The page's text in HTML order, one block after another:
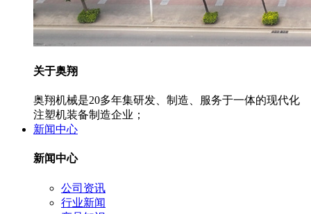
关于奥翔
奥翔机械是20多年集研发、制造、服务于一体的现代化
注塑机装备制造企业；
新闻中心
新闻中心
公司资讯
行业新闻